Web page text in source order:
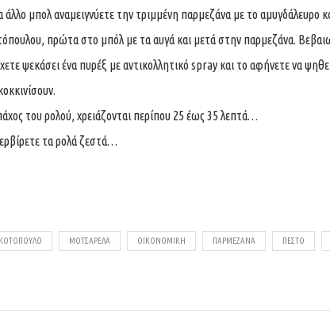
μπολ αναμειγνύετε την τριμμένη παρμεζάνα με το αμυγδάλευρο
πρώτα στο μπόλ με τα αυγά και μετά στην παρμεζάνα.
ψεκάσει ένα πυρέξ με αντικολλητικό spray και το αφήνετε να
του ρολού, χρειάζονται περίπου 25 έως 35 λεπτά…
τα ρολά ζεστά…
ΚΟΤΌΠΟΥΛΟ ΜΟΤΣΑΡΈΛΑ ΟΙΚΟΝΟΜΙΚΉ ΠΑΡΜΕΖΆΝΑ ΠΈΣΤΟ